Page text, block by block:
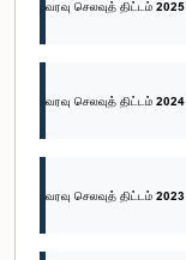
வரவு செலவுத் திட்டம் 2025
வரவு செலவுத் திட்டம் 2024
வரவு செலவுத் திட்டம் 2023